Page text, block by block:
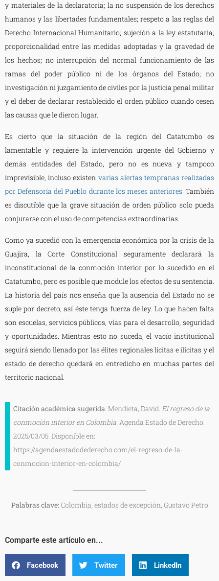
y materiales de la declaratoria; la no suspensión de los derechos
humanos y las libertades fundamentales; respeto a las reglas del
Derecho Internacional Humanitario; sujeción a la ley estatutaria;
proporcionalidad entre las medidas adoptadas y la gravedad de
los hechos; no interrupción del normal funcionamiento de las
ramas del poder público ni de los órganos del Estado; no
investigación ni juzgamiento de civiles por la justicia penal militar
y el deber de declarar restablecido el orden público cuando cesen
las causas que le dieron lugar.
Es cierto que la situación de la región del Catatumbo es
lamentable y requiere la intervención urgente del Gobierno y
demás entidades del Estado, pero no es nueva y tampoco
imprevisible, incluso existen varias alertas tempranas realizadas
por Defensoría del Pueblo durante los meses anteriores. También
es discutible que la grave situación de orden público solo pueda
conjurarse con el uso de competencias extraordinarias.
Como ya sucedió con la emergencia económica por la crisis de la
Guajira, la Corte Constitucional seguramente declarará la
inconstitucional de la conmoción interior por lo sucedido en el
Catatumbo, pero es posible que module los efectos de su sentencia.
La historia del país nos enseña que la ausencia del Estado no se
suple por decreto, así éste tenga fuerza de ley. Lo que hacen falta
son escuelas, servicios públicos, vías para el desarrollo, seguridad
y oportunidades. Mientras esto no suceda, el vacío institucional
seguirá siendo llenado por las élites regionales lícitas e ilícitas y el
estado de derecho quedará en entredicho en muchas partes del
territorio nacional.
Citación académica sugerida: Mendieta, David. El regreso de la
conmoción interior en Colombia. Agenda Estado de Derecho.
2025/03/05. Disponible en:
https://agendaestadodederecho.com/el-regreso-de-la-
conmocion-interior-en-colombia/
Palabras clave:Colombia, estados de excepción, Gustavo Petro
Comparte este artículo en...
Facebook Twitter LinkedIn